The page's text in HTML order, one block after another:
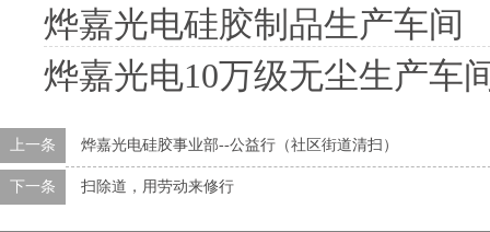
烨嘉光电硅胶制品生产车间
烨嘉光电10万级无尘生产车
上一条 烨嘉光电硅胶事业部--公益行（社区街道清扫）
下一条 扫除道，用劳动来修行